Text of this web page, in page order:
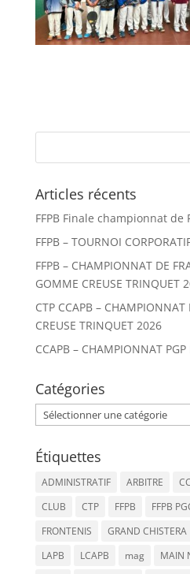
Articles récents
FFPB Finale championnat
FFPB – TOURNOI
FFPB – CHAMPIONNAT DE
GOMME CREUSE TRINQUET
CTP CCAPB – CHAMPIONNAT
CREUSE TRINQUET 2026
CCAPB – CHAMPIONNAT
Catégories
Catégories
Étiquettes
ADMINISTRATIF ARBITRE
CLUB
CTP FFPB FFPB
FRONTENIS
GRAND CHISTERA
LAPB
LCAPB mag MAIN